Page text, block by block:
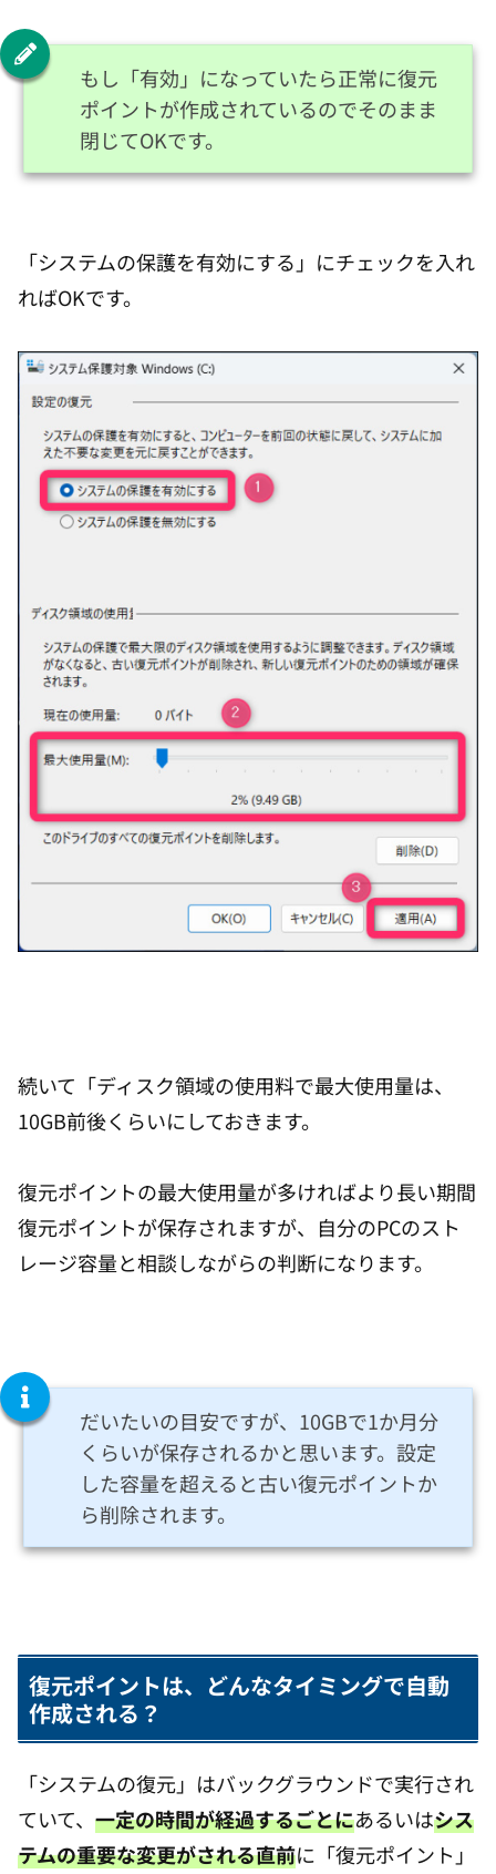
もし「有効」になっていたら正常に復元
ポイントが作成されているのでそのまま
閉じてOKです。
「システムの保護を有効にする」にチェックを入れ
ればOKです。
続いて「ディスク領域の使用料で最大使用量は、
10GB前後くらいにしておきます。
復元ポイントの最大使用量が多ければより長い期間
復元ポイントが保存されますが、自分のPCのスト
レージ容量と相談しながらの判断になります。
だいたいの目安ですが、10GBで1か月分
くらいが保存されるかと思います。設定
した容量を超えると古い復元ポイントか
ら削除されます。
復元ポイントは、どんなタイミングで自動
作成される？
「システムの復元」はバックグラウンドで実行され
ていて、 一定の時間が経過するごとにあるいはシス
テムの重要な変更がされる直前に「復元ポイント」